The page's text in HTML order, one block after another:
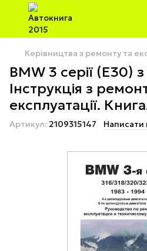
Керівництва з ремонту та
BMW 3 серії (Е30)
Інструкція з
експлуатації.
Артикул: 2109315147 Написати